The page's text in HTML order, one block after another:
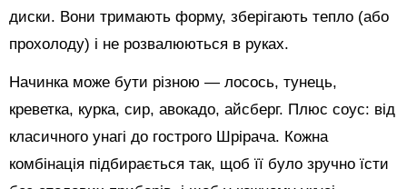
диски. Вони тримають форму, зберігають тепло (або
прохолоду) і не розвалюються в руках.
Начинка може бути різною — лосось, тунець,
креветка, курка, сир, авокадо, айсберг. Плюс соус: від
класичного унагі до гострого Шрірача. Кожна
комбінація підбирається так, щоб її було зручно їсти